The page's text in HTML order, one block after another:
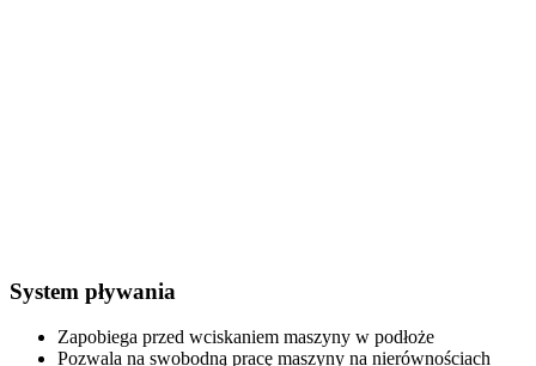
System pływania
Zapobiega przed wciskaniem maszyny w podłoże
Pozwala na swobodną pracę maszyny na nierównościach